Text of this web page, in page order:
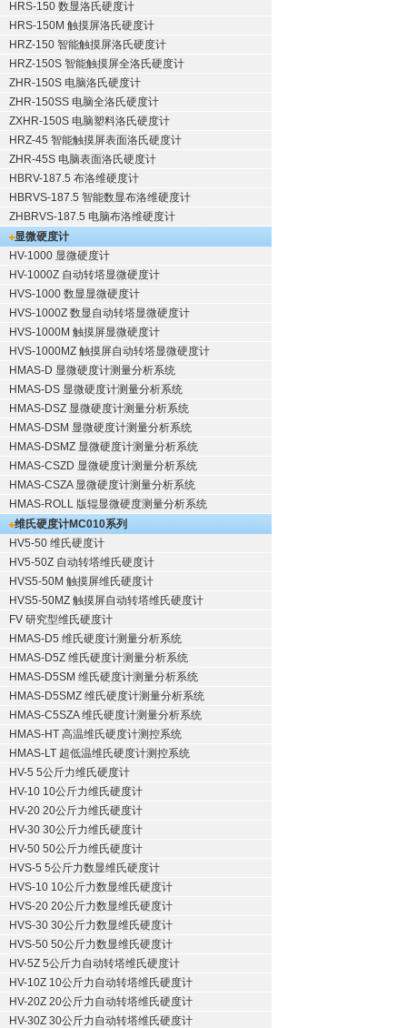
HRS-150 数显洛氏硬度计
HRS-150M 触摸屏洛氏硬度计
HRZ-150 智能触摸屏洛氏硬度计
HRZ-150S 智能触摸屏全洛氏硬度计
ZHR-150S 电脑洛氏硬度计
ZHR-150SS 电脑全洛氏硬度计
ZXHR-150S 电脑塑料洛氏硬度计
HRZ-45 智能触摸屏表面洛氏硬度计
ZHR-45S 电脑表面洛氏硬度计
HBRV-187.5 布洛维硬度计
HBRVS-187.5 智能数显布洛维硬度计
ZHBRVS-187.5 电脑布洛维硬度计
显微硬度计
HV-1000 显微硬度计
HV-1000Z 自动转塔显微硬度计
HVS-1000 数显显微硬度计
HVS-1000Z 数显自动转塔显微硬度计
HVS-1000M 触摸屏显微硬度计
HVS-1000MZ 触摸屏自动转塔显微硬度计
HMAS-D 显微硬度计测量分析系统
HMAS-DS 显微硬度计测量分析系统
HMAS-DSZ 显微硬度计测量分析系统
HMAS-DSM 显微硬度计测量分析系统
HMAS-DSMZ 显微硬度计测量分析系统
HMAS-CSZD 显微硬度计测量分析系统
HMAS-CSZA 显微硬度计测量分析系统
HMAS-ROLL 版辊显微硬度测量分析系统
维氏硬度计MC010系列
HV5-50 维氏硬度计
HV5-50Z 自动转塔维氏硬度计
HVS5-50M 触摸屏维氏硬度计
HVS5-50MZ 触摸屏自动转塔维氏硬度计
FV 研究型维氏硬度计
HMAS-D5 维氏硬度计测量分析系统
HMAS-D5Z 维氏硬度计测量分析系统
HMAS-D5SM 维氏硬度计测量分析系统
HMAS-D5SMZ 维氏硬度计测量分析系统
HMAS-C5SZA 维氏硬度计测量分析系统
HMAS-HT 高温维氏硬度计测控系统
HMAS-LT 超低温维氏硬度计测控系统
HV-5 5公斤力维氏硬度计
HV-10 10公斤力维氏硬度计
HV-20 20公斤力维氏硬度计
HV-30 30公斤力维氏硬度计
HV-50 50公斤力维氏硬度计
HVS-5 5公斤力数显维氏硬度计
HVS-10 10公斤力数显维氏硬度计
HVS-20 20公斤力数显维氏硬度计
HVS-30 30公斤力数显维氏硬度计
HVS-50 50公斤力数显维氏硬度计
HV-5Z 5公斤力自动转塔维氏硬度计
HV-10Z 10公斤力自动转塔维氏硬度计
HV-20Z 20公斤力自动转塔维氏硬度计
HV-30Z 30公斤力自动转塔维氏硬度计